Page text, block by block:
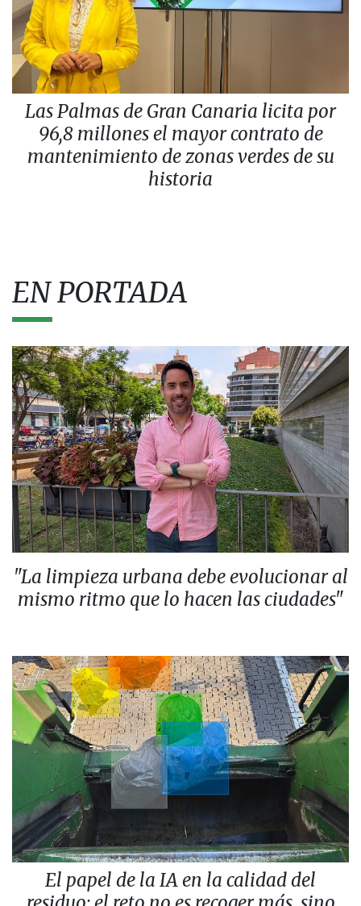
Las Palmas de Gran Canaria licita por
96,8 millones el mayor contrato de
mantenimiento de zonas verdes de su
historia
EN PORTADA
"La limpieza urbana debe evolucionar al
mismo ritmo que lo hacen las ciudades"
El papel de la IA en la calidad del